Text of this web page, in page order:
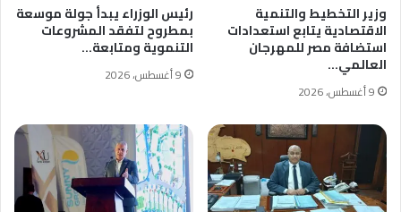
وزير التخطيط والتنمية
الاقتصادية يتابع استعدادات
استضافة مصر للمهرجان
العالمي…
9 أغسطس، 2026
رئيس الوزراء يبدأ جولة موسعة
بمطروح لتفقد المشروعات
التنموية ومتابعة…
9 أغسطس، 2026